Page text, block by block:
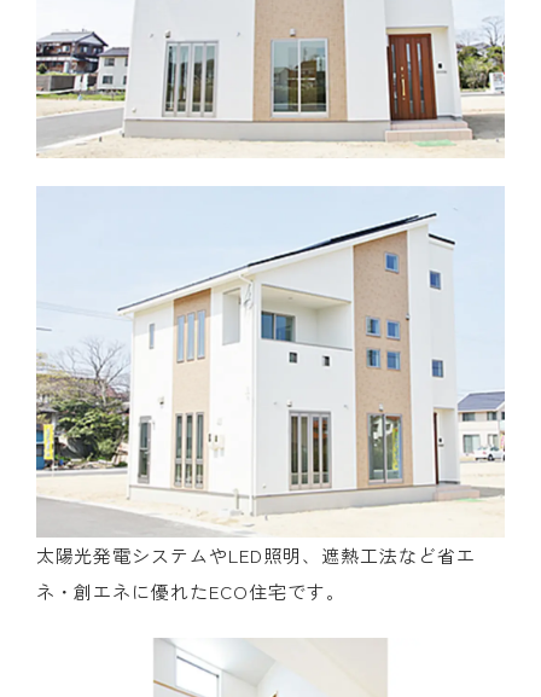
太陽光発電システムやLED照明、遮熱工法など省エ
ネ・創エネに優れたECO住宅です。